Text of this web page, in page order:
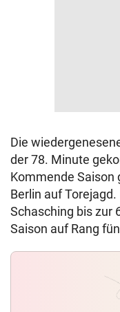
Die
der 78. Minute
Kommende Saison
Berlin auf Torejagd.
Schasching bis zur
Saison auf Rang